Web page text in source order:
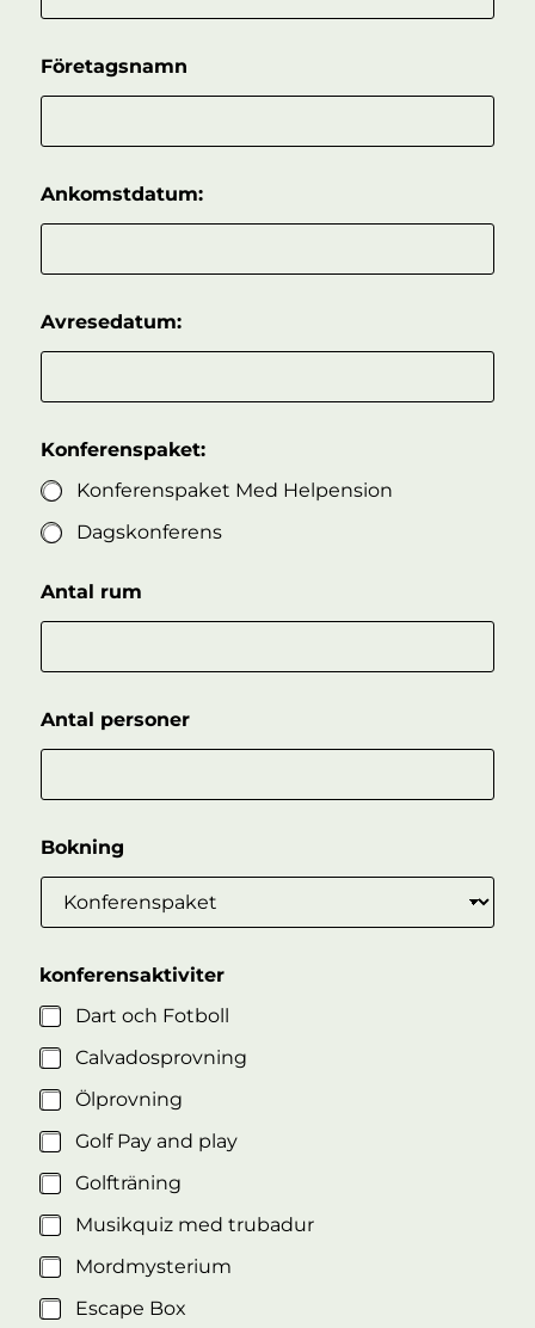
Företagsnamn
Ankomstdatum:
Avresedatum:
Konferenspaket:
Konferenspaket Med Helpension
Dagskonferens
Antal rum
Antal personer
Bokning
konferensaktiviter
Dart och Fotboll
Calvadosprovning
Ölprovning
Golf Pay and play
Golfträning
Musikquiz med trubadur
Mordmysterium
Escape Box